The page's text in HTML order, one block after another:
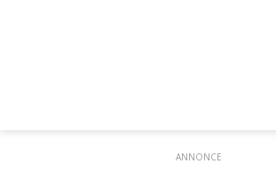
ANNONCE